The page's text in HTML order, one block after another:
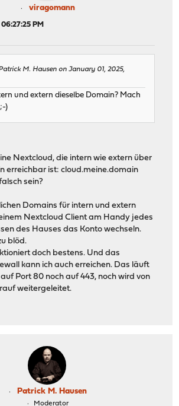
viragomann
PM
M. Hausen on January 01, 2025,
und extern dieselbe Domain? Mach
)
Nextcloud, die intern wie extern über
erreichbar ist: cloud.meine.domain
sein?
Domains für intern und extern
Nextcloud Client am Handy jedes
des Hauses das Konto wechseln.
blöd.
doch bestens. Und das
kann ich auch erreichen. Das läuft
Port 80 noch auf 443, noch wird von
weitergeleitet.
Patrick M. Hausen
Moderator